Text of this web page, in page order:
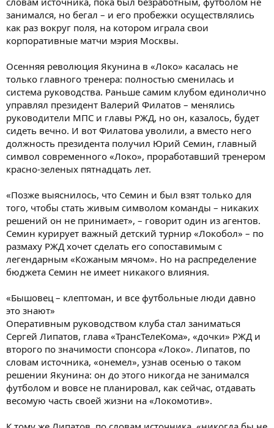
занимался, но бегал – и его пробежки осуществлялись
как раз вокруг поля, на котором играла свои
корпоративные матчи мэрия Москвы.
Осенняя революция Якунина в «Локо» касалась не
только главного тренера: полностью сменилась и
система руководства. Раньше самим клубом единолично
управлял президент Валерий Филатов – менялись
руководители МПС и главы РЖД, но он, казалось, будет
сидеть вечно. И вот Филатова уволили, а вместо него
должность президента получил Юрий Семин, главный
символ современного «Локо», проработавший тренером
красно-зеленых пятнадцать лет.
«Позже выяснилось, что Семин и был взят только для
того, чтобы стать живым символом команды – никаких
решений он не принимает», – говорит один из агентов.
Семин курирует важный детский турнир «Локобол» – по
размаху РЖД хочет сделать его сопоставимым с
легендарным «Кожаным мячом». Но на распределение
бюджета Семин не имеет никакого влияния.
«Бышовец – клептоман, и все футбольные люди давно
это знают»
Оперативным руководством клуба стал заниматься
Сергей Липатов, глава «ТрансТелеКома», «дочки» РЖД и
второго по значимости спонсора «Локо». Липатов, по
словам источника, «онемел», узнав осенью о таком
решении Якунина: он до этого никогда не занимался
футболом и вовсе не планировал, как сейчас, отдавать
весомую часть своей жизни на «Локомотив».